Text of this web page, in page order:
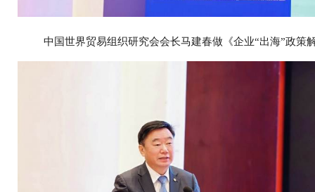
中国世界贸易组织研究会会长马建春做《企业“出海”政策